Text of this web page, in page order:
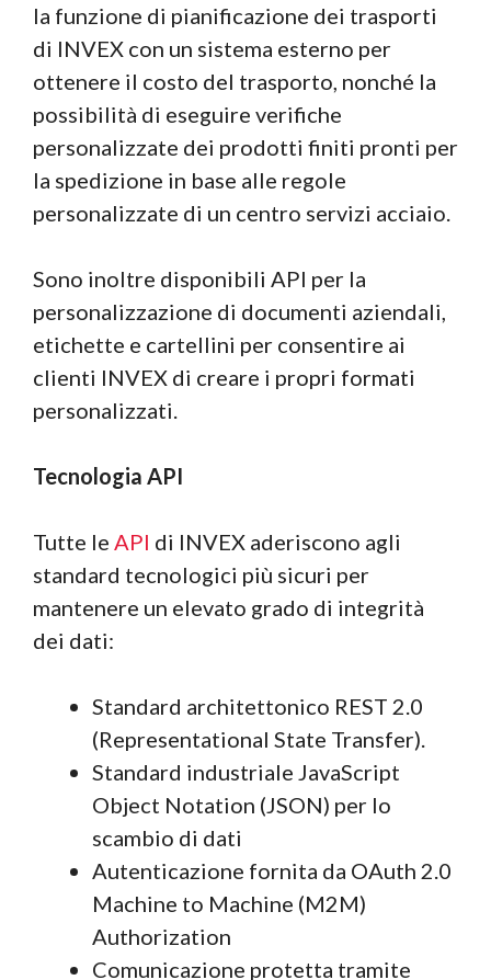
la funzione di pianificazione dei trasporti
di INVEX con un sistema esterno per
ottenere il costo del trasporto, nonché la
possibilità di eseguire verifiche
personalizzate dei prodotti finiti pronti per
la spedizione in base alle regole
personalizzate di un centro servizi acciaio.
Sono inoltre disponibili API per la
personalizzazione di documenti aziendali,
etichette e cartellini per consentire ai
clienti INVEX di creare i propri formati
personalizzati.
Tecnologia API
Tutte le API di INVEX aderiscono agli
standard tecnologici più sicuri per
mantenere un elevato grado di integrità
dei dati:
Standard architettonico REST 2.0
(Representational State Transfer).
Standard industriale JavaScript
Object Notation (JSON) per lo
scambio di dati
Autenticazione fornita da OAuth 2.0
Machine to Machine (M2M)
Authorization
Comunicazione protetta tramite